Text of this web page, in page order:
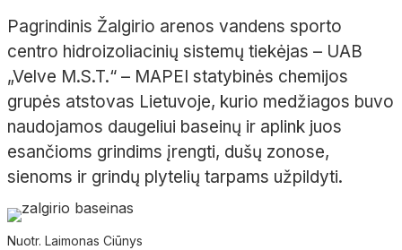
Pagrindinis Žalgirio arenos vandens sporto
centro hidroizoliacinių sistemų tiekėjas – UAB
„Velve M.S.T.“ – MAPEI statybinės chemijos
grupės atstovas Lietuvoje, kurio medžiagos buvo
naudojamos daugeliui baseinų ir aplink juos
esančioms grindims įrengti, dušų zonose,
sienoms ir grindų plytelių tarpams užpildyti.
Nuotr. Laimonas Ciūnys